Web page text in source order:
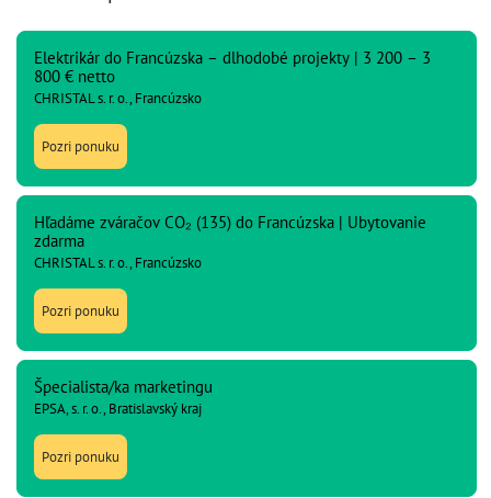
Elektrikár do Francúzska – dlhodobé projekty | 3 200 – 3
800 € netto
CHRISTAL s. r. o., Francúzsko
Pozri ponuku
Hľadáme zváračov CO₂ (135) do Francúzska | Ubytovanie
zdarma
CHRISTAL s. r. o., Francúzsko
Pozri ponuku
Špecialista/ka marketingu
EPSA, s. r. o., Bratislavský kraj
Pozri ponuku